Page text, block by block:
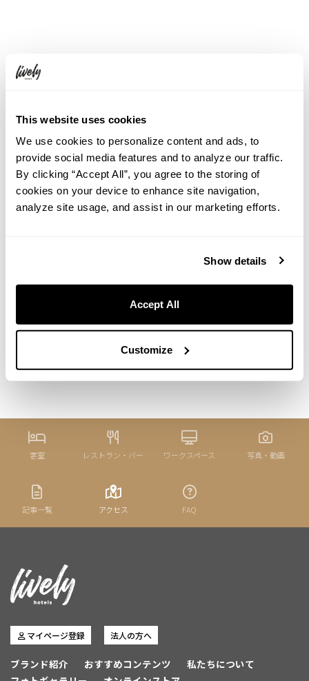
This website uses cookies
We use cookies to personalize content and ads, to
provide social media features and to analyze our traffic.
By clicking “Accept All”, you agree to the storing of
cookies on your device to enhance site navigation,
analyze site usage, and assist in our marketing efforts.
Show details
Accept All
Customize
客室 レストラン・バー ワークスペース 写真・動画
記事一覧 アクセス FAQ
マイページ登録 法人の方へ
ブランド紹介 おすすめコンテンツ
私たちについて